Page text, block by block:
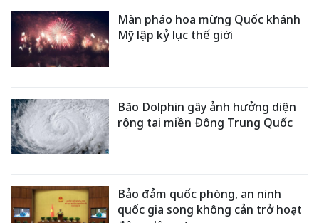
Màn pháo hoa mừng Quốc khánh
Mỹ lập kỷ lục thế giới
Bão Dolphin gây ảnh hưởng diện
rộng tại miền Đông Trung Quốc
Bảo đảm quốc phòng, an ninh
quốc gia song không cản trở hoạt